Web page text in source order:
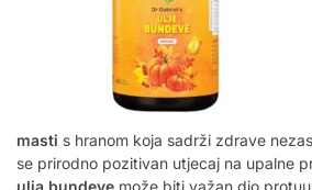
masti s hranom koja sadrži zdrave
se prirodno pozitivan utjecaj na upalne
ulja bundeve može biti važan dio